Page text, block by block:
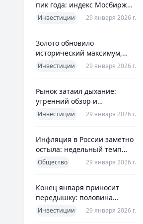
пик года: индекс Мосбиржи
на новом максимуме 2026-го
Инвестиции 29 января 2026 г.
Золото обновило
исторический максимум,
превысив планку в $5600 за
Инвестиции 29 января 2026 г.
Рынок затаил дыхание:
утренний обзор и
ориентиры для инвесторов
Инвестиции 29 января 2026 г.
Инфляция в России заметно
остыла: недельный темп
упал более чем вдвое
Общество 29 января 2026 г.
Конец января приносит
передышку: половина
годовой цели ЦБ «сделана»
Инвестиции 29 января 2026 г.